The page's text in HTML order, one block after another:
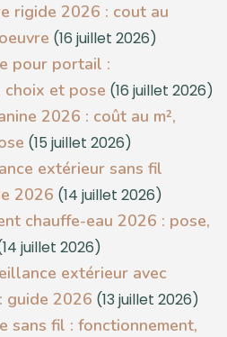
rigide 2026 : cout au
(16 juillet 2026)
pour portail :
choix et pose (16 juillet 2026)
2026 : coût au m²,
(15 juillet 2026)
extérieur sans fil
2026 (14 juillet 2026)
chauffe-eau 2026 : pose,
juillet 2026)
extérieur avec
guide 2026 (13 juillet 2026)
sans fil : fonctionnement,